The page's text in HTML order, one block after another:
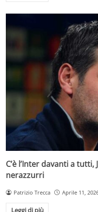
C’è l’Inter davanti a tutti,
nerazzurri
Patrizio Trecca Aprile 11,
Leggi di più